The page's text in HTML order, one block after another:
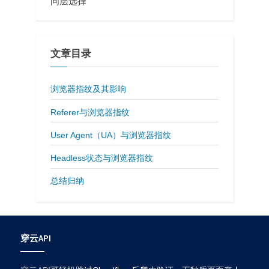
文章目录
浏览器指纹及其影响
Referer与浏览器指纹
User Agent（UA）与浏览器指纹
Headless状态与浏览器指纹
总结归纳
穿云API